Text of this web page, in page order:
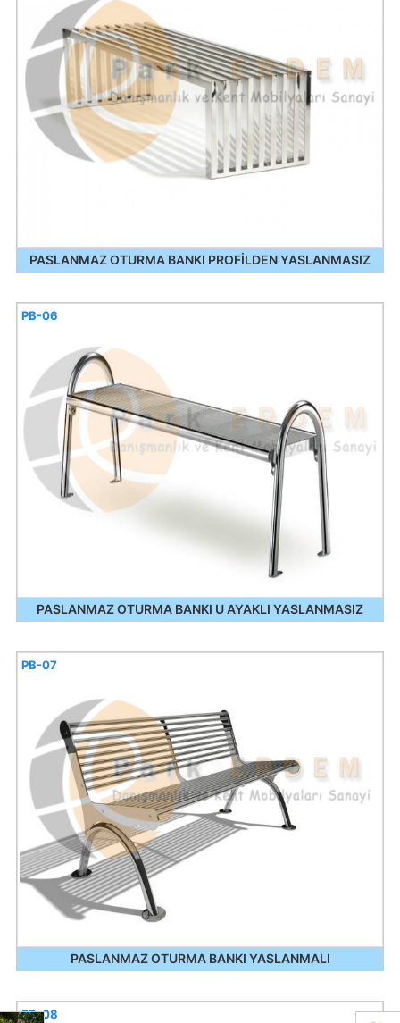
PASLANMAZ OTURMA BANKI PROFİLDEN YASLANMASIZ
PASLANMAZ OTURMA BANKI U AYAKLI YASLANMASIZ
PB-06
PASLANMAZ OTURMA BANKI YASLANMALI
PB-07
PB-08